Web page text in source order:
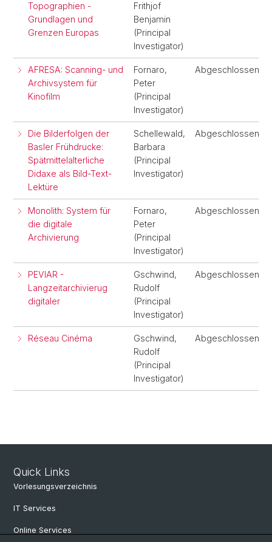
Topographien -
Grundlagen und
Grenzen Europas
Frithjof
Benjamin
(Principal
Investigator)
AFRESA: Scanning- und
Archivsystem für
Kinofilm
Fornaro,
Peter
(Principal
Investigator)
Abgeschlossen
Die Bilderfolgen der
Basler Frühdrucke:
Spätmittelalterliche
Didaxe als Bild-Text-
Lektüre
Schellewald,
Barbara
(Principal
Investigator)
Abgeschlossen
Monolith: System für
die digitale
Archivierung
Fornaro,
Peter
(Principal
Investigator)
Abgeschlossen
PEVIAR -
Langzeitarchivierug
digitaler
Gschwind,
Rudolf
(Principal
Investigator)
Abgeschlossen
Réseau Cinéma
Gschwind,
Rudolf
(Principal
Investigator)
Abgeschlossen
Quick Links
Vorlesungsverzeichnis
IT Services
Online Services